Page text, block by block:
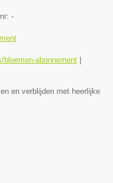
-
abonnement
en verblijden met heerlijke